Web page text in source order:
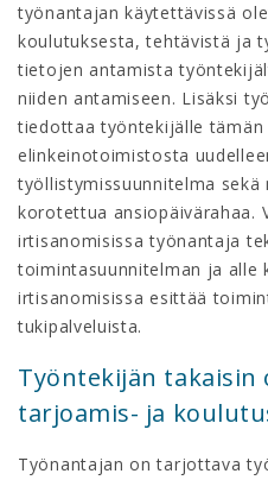
työnantajan käytettävissä
koulutuksesta, tehtävistä ja
tietojen antamista
niiden antamiseen. Lisäksi
tiedottaa työntekijälle
elinkeinotoimistosta
työllistymissuunnitelma
korotettua ansiopäivärahaa.
irtisanomisissa työnantaja
toimintasuunnitelman ja alle
irtisanomisissa esittää
tukipalveluista.
Työntekijän
tarjoamis- ja
Työnantajan on tarjottava